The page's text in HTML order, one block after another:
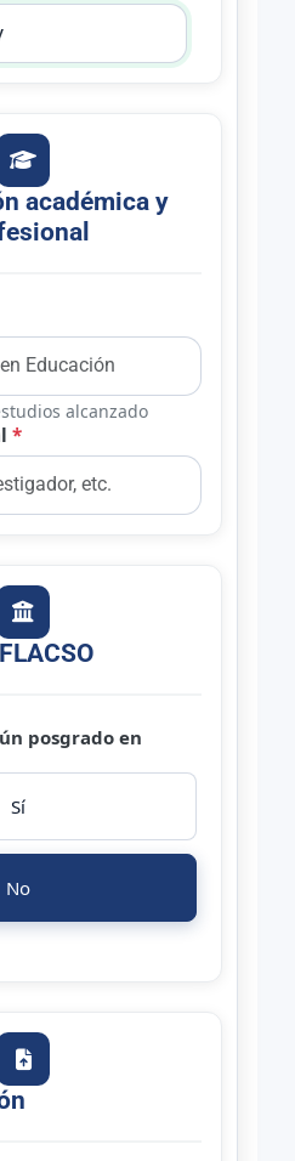
académica y
alcanzado
*
posgrado en
Sí
No